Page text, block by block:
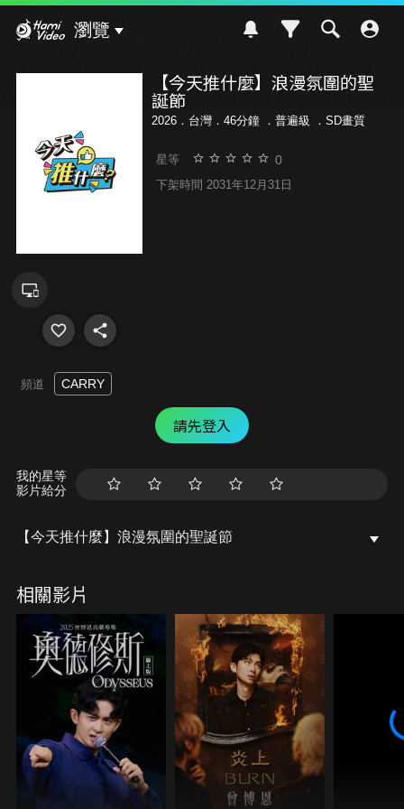
瀏覽
【今天推什麼】浪漫氛圍的聖
誕節
2026．台灣．46分鐘 ． 普遍級 ．SD畫質
星等 0
下架時間 2031年12月31日
頻道 CARRY
請先登入
我的星等
影片給分
【今天推什麼】浪漫氛圍的聖誕節
相關影片